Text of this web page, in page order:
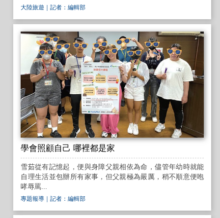
大陸旅遊 ｜記者：編輯部
學會照顧自己 哪裡都是家
雪茹從有記憶起，便與身障父親相依為命，儘管年幼時就能
自理生活並包辦所有家事，但父親極為嚴厲，稍不順意便咆
哮辱罵...
專題報導 ｜記者：編輯部